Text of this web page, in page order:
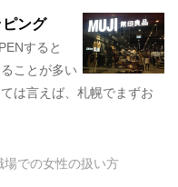
erika.nagaoke
index/user_id/3052118
ング
すると
ことが多い
は言えば、札幌でまずお
場での女性の扱い方